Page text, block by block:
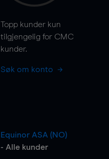
Topp kunder kun
tilgjengelig for CMC
kunder.
Søk om konto
Equinor ASA (NO)
- Alle kunder